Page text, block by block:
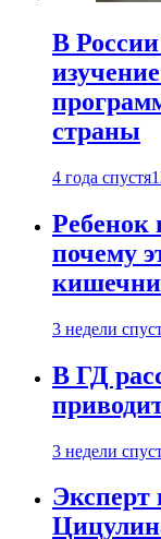
В
страны
4 года спустя
Ребенок
почему
3 недели
В ГД
3 недели
Эксперт